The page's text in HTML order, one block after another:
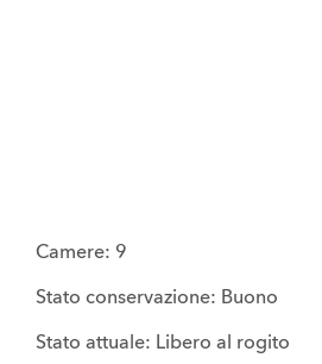
Camere: 9
Stato conservazione: Buono
Stato attuale: Libero al rogito